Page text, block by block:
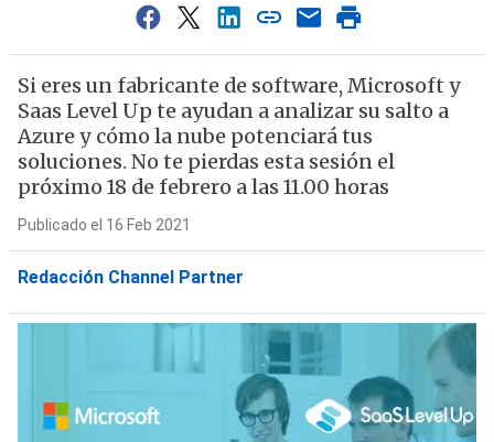
Si eres un fabricante de software, Microsoft y
Saas Level Up te ayudan a analizar su salto a
Azure y cómo la nube potenciará tus
soluciones. No te pierdas esta sesión el
próximo 18 de febrero a las 11.00 horas
Publicado el 16 Feb 2021
Redacción Channel Partner